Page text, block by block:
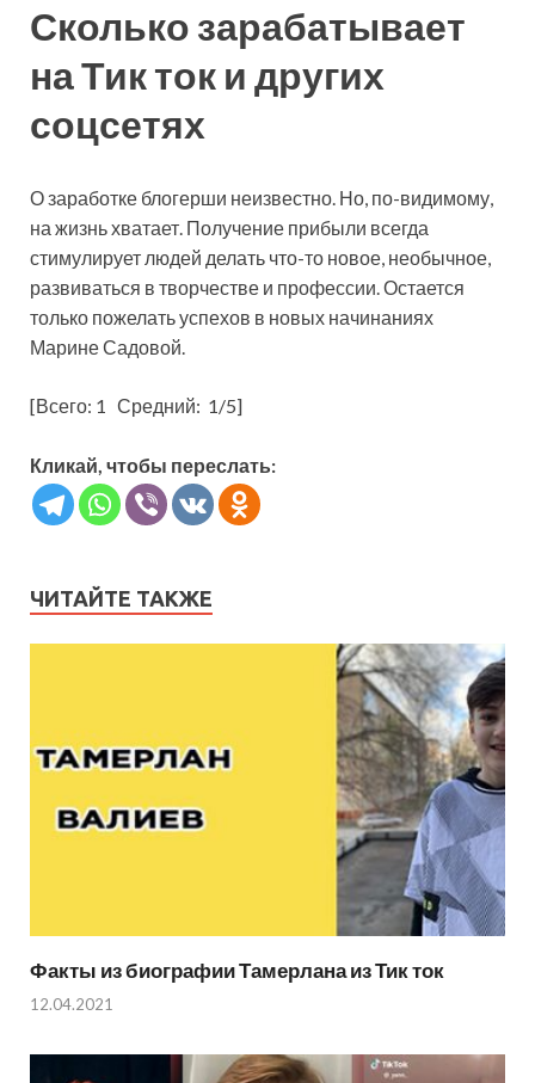
Сколько зарабатывает
на Тик ток и других
соцсетях
О заработке блогерши неизвестно. Но, по-видимому,
на жизнь хватает. Получение прибыли всегда
стимулирует людей делать что-то новое, необычное,
развиваться в творчестве и профессии. Остается
только пожелать успехов в новых начинаниях
Марине Садовой.
[Всего: 1 Средний: 1/5]
Кликай, чтобы переслать:
ЧИТАЙТЕ ТАКЖЕ
Факты из биографии Тамерлана из Тик ток
12.04.2021